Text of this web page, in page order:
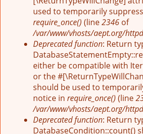
used to temporarily
require_once() (line2346 of
/var/www/vhosts/aept.org/
Deprecated function: Return
either be compatible with
or the
should be used to
notice in require_once() (line
/var/www/vhosts/aept.org/
Deprecated function: Return
DatabaseCondition::count()